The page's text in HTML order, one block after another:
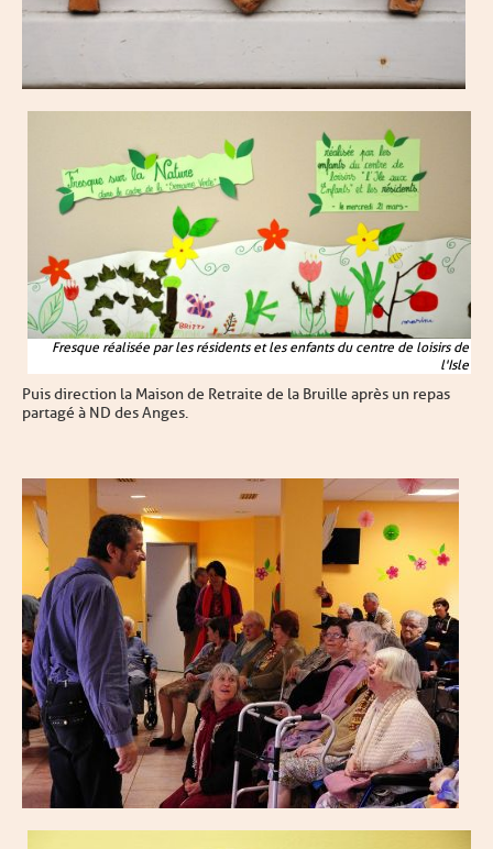
Fresque réalisée par les résidents et les enfants du centre de loisirs de
l'Isle
Puis direction la Maison de Retraite de la Bruille après un repas
partagé à ND des Anges.